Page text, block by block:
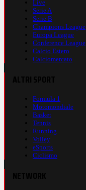
Live
Serie A
Serie B
Champions League
Europa League
Conference League
Calcio Estero
Calciomercato
Formula 1
Motomondiale
Basket
Tennis
Running
Volley
eSports
Ciclismo